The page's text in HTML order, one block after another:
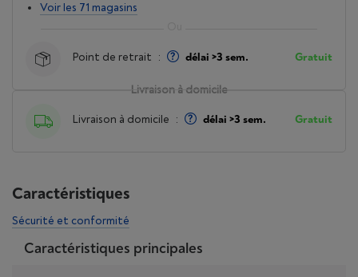
Livraison à domicile
Livraison à domicile : délai >3 sem. Gratuit
Voir les 71 magasins
Point de retrait : délai >3 sem. Gratuit
Caractéristiques
Sécurité et conformité
Caractéristiques principales